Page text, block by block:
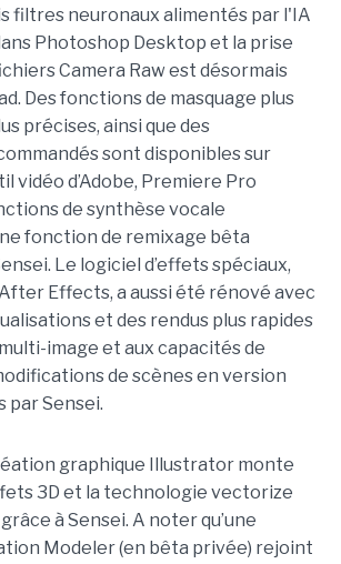
filtres neuronaux alimentés par l'IA
Photoshop Desktop et la prise
Camera Raw est désormais
Des fonctions de masquage plus
précises, ainsi que des
sont disponibles sur
vidéo d’Adobe, Premiere Pro
de synthèse vocale
fonction de remixage bêta
Le logiciel d’effets spéciaux,
Effects, a aussi été rénové avec
et des rendus plus rapides
image et aux capacités de
de scènes en version
par Sensei.
graphique Illustrator monte
3D et la technologie vectorize
à Sensei. A noter qu’une
Modeler (en bêta privée) rejoint